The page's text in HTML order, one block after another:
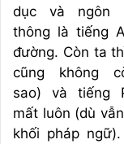
dục và ngôn
thông là tiếng
đường. Còn ta
cũng không
sao) và tiếng
mất luôn (dù
khối pháp